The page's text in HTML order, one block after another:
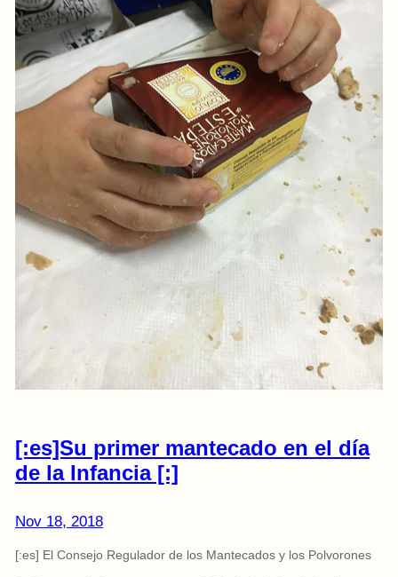
[:es]Su primer mantecado en el día
de la Infancia [:]
Nov 18, 2018
[:es] El Consejo Regulador de los Mantecados y los Polvorones